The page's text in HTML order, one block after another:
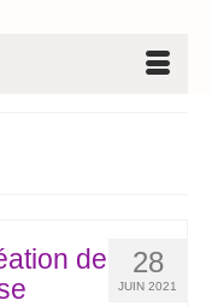
28
JUIN 2021
de